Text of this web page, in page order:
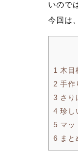
いので
今回は
1 木目
2 手作
3 さり
4 珍し
5 マッ
6 まと